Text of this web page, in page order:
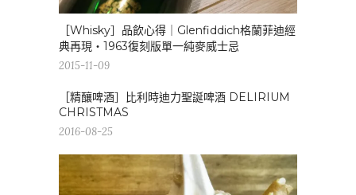
［Whisky］品飲心得｜Glenfiddich格蘭菲迪經
典再現・1963復刻版單一純麥威士忌
2015-11-09
［精釀啤酒］比利時迪力聖誕啤酒 DELIRIUM
CHRISTMAS
2016-08-25